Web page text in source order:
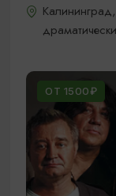
ОТ 1500₽